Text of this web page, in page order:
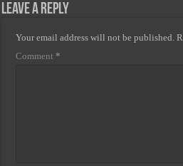
Leave a Reply
Your email address will not be published.
Comment *